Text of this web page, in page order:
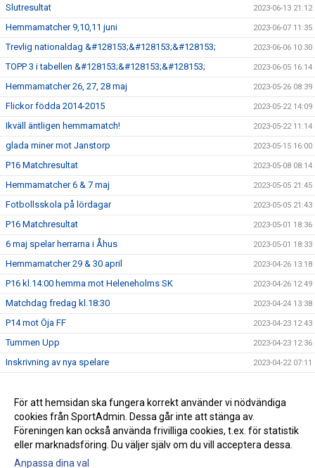
Slutresultat 2023-06-13 21:12
Hemmamatcher 9,10,11 juni 2023-06-07 11:35
Trevlig nationaldag &#128153;&#128153;&#128153; 2023-06-06 10:30
TOPP 3 i tabellen &#128153;&#128153;&#128153; 2023-06-05 16:14
Hemmamatcher 26, 27, 28 maj 2023-05-26 08:39
Flickor födda 2014-2015 2023-05-22 14:09
Ikväll äntligen hemmamatch! 2023-05-22 11:14
glada miner mot Janstorp 2023-05-15 16:00
P16 Matchresultat 2023-05-08 08:14
Hemmamatcher 6 & 7 maj 2023-05-05 21:45
Fotbollsskola på lördagar 2023-05-05 21:43
P16 Matchresultat 2023-05-01 18:36
6 maj spelar herrarna i Åhus 2023-05-01 18:33
Hemmamatcher 29 & 30 april 2023-04-26 13:18
P16 kl.14:00 hemma mot Heleneholms SK 2023-04-26 12:49
Matchdag fredag kl.18:30 2023-04-24 13:38
P14 mot Öja FF 2023-04-23 12:43
Tummen Upp 2023-04-23 12:36
Inskrivning av nya spelare 2023-04-22 07:11
Toppmöte? 2023-04-20 09:47
Välkommen till vår nya hemsida 2023-03-02 17:20
För att hemsidan ska fungera korrekt använder vi nödvändiga
cookies från SportAdmin. Dessa går inte att stänga av.
Föreningen kan också använda frivilliga cookies, t.ex. för statistik
eller marknadsföring. Du väljer själv om du vill acceptera dessa.
Anpassa dina val